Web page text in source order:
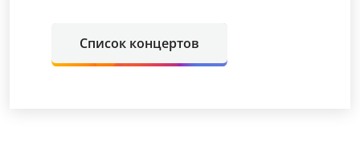
Список концертов